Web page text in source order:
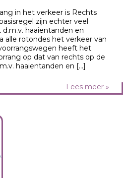
in het verkeer is Rechts
zijn echter veel
haaientanden en
alle rotondes het verkeer van
heeft het
op dat van rechts op de
haaientanden en […]
Lees meer »